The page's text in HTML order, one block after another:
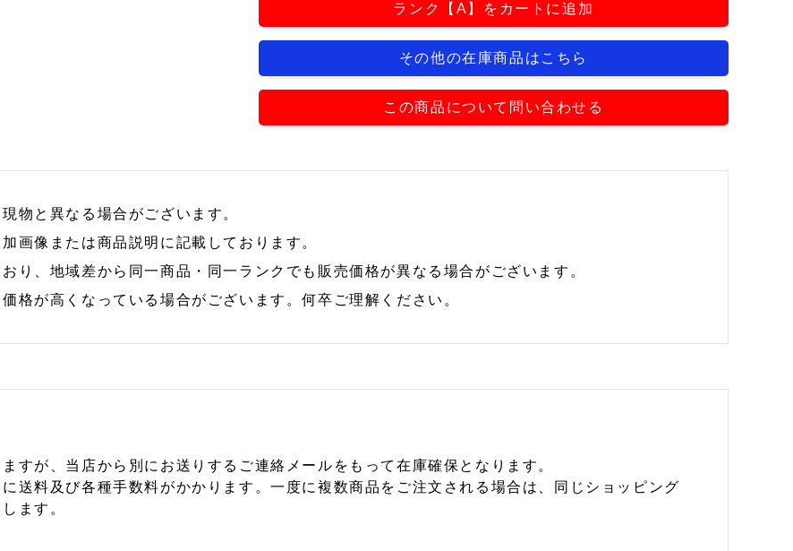
ランク【A】をカートに追加
その他の在庫商品はこちら
この商品について問い合わせる
物と異なる場合がございます。
画像または商品説明に記載しております。
り、地域差から同一商品・同一ランクでも販売価格が異なる場合がございます。
格が高くなっている場合がございます。何卒ご理解ください。
すが、当店から別にお送りするご連絡メールをもって在庫確保となります。
送料及び各種手数料がかかります。一度に複数商品をご注文される場合は、同じショッピング
ます。